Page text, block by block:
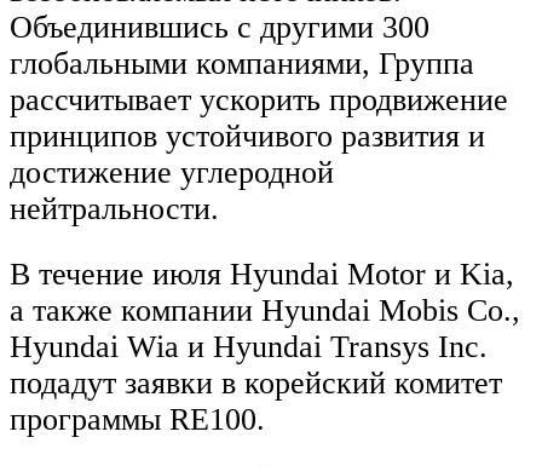
Объединившись с другими 300
глобальными компаниями, Группа
рассчитывает ускорить продвижение
принципов устойчивого развития и
достижение углеродной
нейтральности.
В течение июля Hyundai Motor и Kia,
а также компании Hyundai Mobis Co.,
Hyundai Wia и Hyundai Transys Inc.
подадут заявки в корейский комитет
программы RE100.